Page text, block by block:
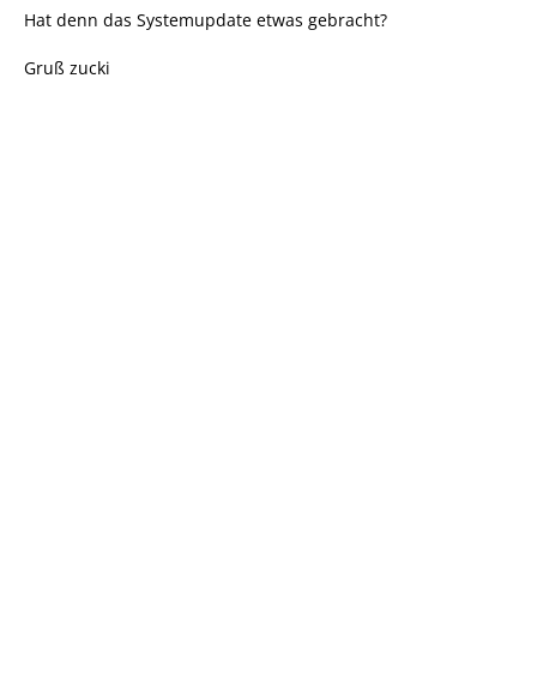
Hat denn das Systemupdate etwas gebracht?
Gruß zucki